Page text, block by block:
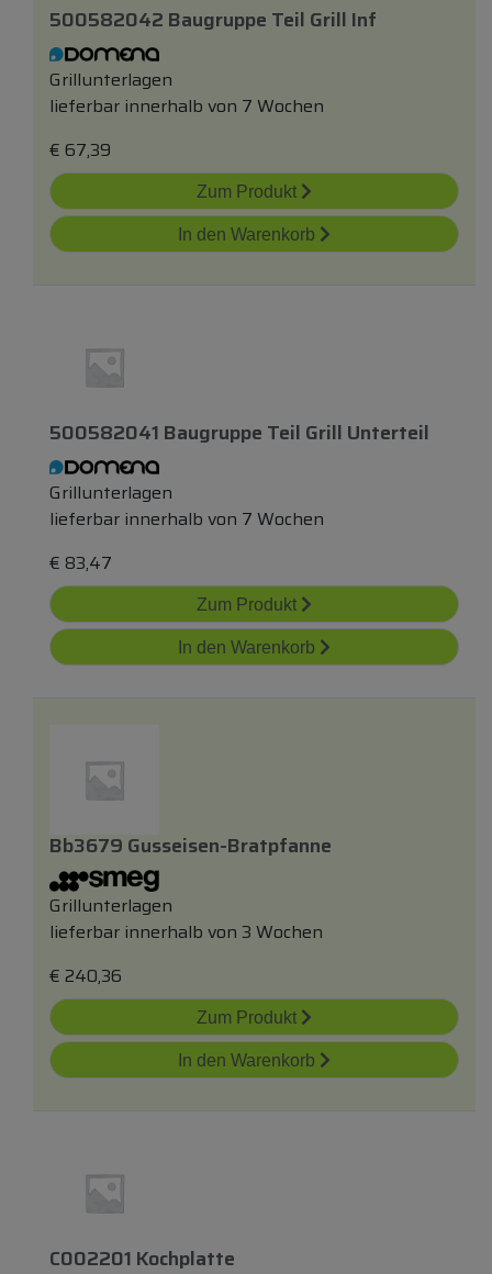
500582042 Baugruppe Teil Grill Inf
Grillunterlagen
lieferbar innerhalb von 7 Wochen
€ 67,39
Zum Produkt
In den Warenkorb
500582041 Baugruppe Teil Grill Unterteil
Grillunterlagen
lieferbar innerhalb von 7 Wochen
€ 83,47
Zum Produkt
In den Warenkorb
Bb3679 Gusseisen-Bratpfanne
Grillunterlagen
lieferbar innerhalb von 3 Wochen
€ 240,36
Zum Produkt
In den Warenkorb
C002201 Kochplatte